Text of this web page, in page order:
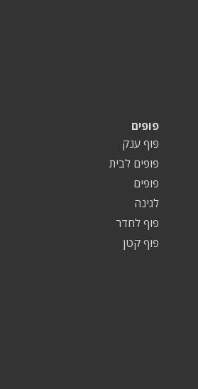
פופים
פוף ענק
פופים לבית
פופים
לגינה
פוף לחדר
פוף קטן